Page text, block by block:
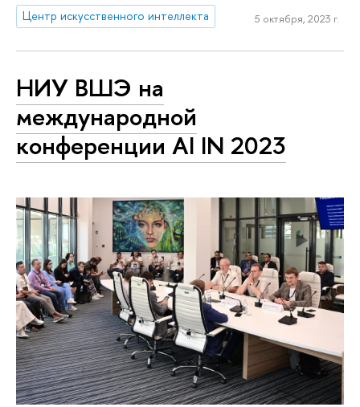
Центр искусственного интеллекта
5 октября, 2023 г.
НИУ ВШЭ на
международной
конференции AI IN 2023